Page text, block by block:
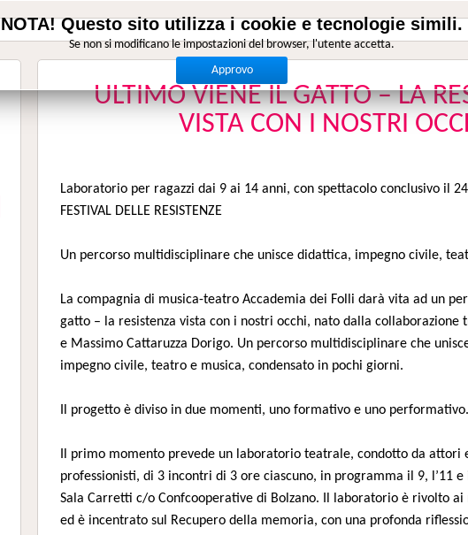
NOTA! Questo sito utilizza i cookie e tecnologie simili.
Se non si modificano le impostazioni del browser, l'utente accetta.
Approvo
ULTIMO VIENE IL GATTO – LA
VISTA CON I NOSTRI
Laboratorio per ragazzi dai 9 ai 14 anni, con spettacolo conclusivo il
FESTIVAL DELLE RESISTENZE
Un percorso multidisciplinare che unisce didattica, impegno civile,
La compagnia di musica-teatro Accademia dei Folli darà vita ad un
gatto – la resistenza vista con i nostri occhi, nato dalla collaborazione
e Massimo Cattaruzza Dorigo. Un percorso multidisciplinare che
impegno civile, teatro e musica, condensato in pochi giorni.
Il progetto è diviso in due momenti, uno formativo e uno performativo.
Il primo momento prevede un laboratorio teatrale, condotto da attori
professionisti, di 3 incontri di 3 ore ciascuno, in programma il 9, l’11
Sala Carretti c/o Confcooperative di Bolzano. Il laboratorio è rivolto ai
ed è incentrato sul Recupero della memoria, con una profonda